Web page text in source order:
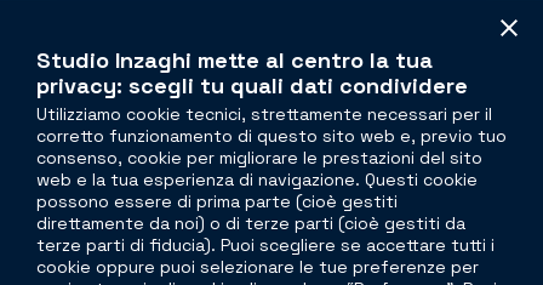
Contacts
The legal side ofreal estate
Torre Velasca
Piazza Velasca, 5
20122 Milano
Studio Inzaghi mette al centro la tua
privacy: scegli tu quali dati condividere
Utilizziamo cookie tecnici, strettamente necessari per il
corretto funzionamento di questo sito web e, previo tuo
consenso, cookie per migliorare le prestazioni del sito
web e la tua esperienza di navigazione. Questi cookie
possono essere di prima parte (cioè gestiti
direttamente da noi) o di terze parti (cioè gestiti da
terze parti di fiducia). Puoi scegliere se accettare tutti i
cookie oppure puoi selezionare le tue preferenze per